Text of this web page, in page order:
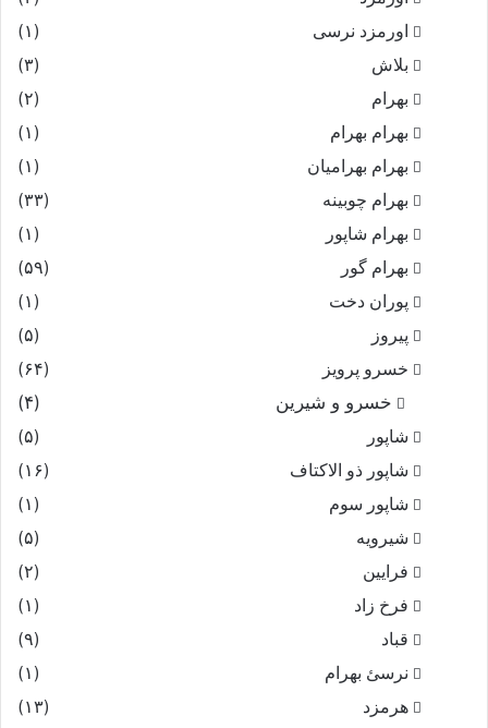
اورمزد نرسى‏
(۱)
بلاش
(۳)
بهرام
(۲)
بهرام بهرام
(۱)
بهرام بهرامیان‏
(۱)
بهرام چوبینه
(۳۳)
بهرام شاپور
(۱)
بهرام گور
(۵۹)
پوران دخت
(۱)
پیروز
(۵)
خسرو پرویز
(۶۴)
خسرو و شیرین (۴)
شاپور
(۵)
شاپور ذو الاکتاف
(۱۶)
شاپور سوم‏
(۱)
شیرویه
(۵)
فرایین
(۲)
فرخ زاد
(۱)
قباد
(۹)
نرسئ بهرام‏
(۱)
هرمزد
(۱۳)